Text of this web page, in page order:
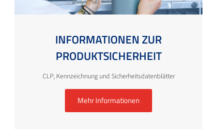
INFORMATIONEN ZUR
PRODUKTSICHERHEIT
CLP, Kennzeichnung und Sicherheitsdatenblätter
Mehr Informationen